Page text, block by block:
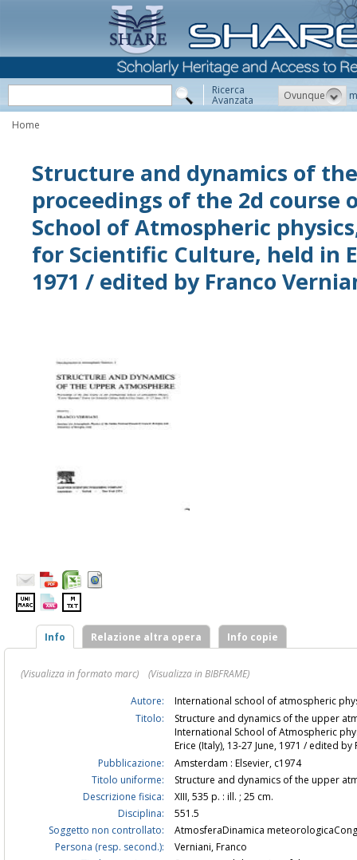
Ricerca
Avanzata Ovunque
Home
Structure and dynamics of
proceedings of the 2d
School of Atmospheric
for Scientific Culture, held in
1971 / edited by Franco
Info Relazione altra opera Info copie
(Visualizza in formato marc)
(Visualizza in BIBFRAME)
Autore:
International school of atmospheric
Titolo:
Structure and dynamics of the upper
International School of Atmospheric
Erice (Italy), 13-27 June, 1971 / edited
Pubblicazione:
Amsterdam : Elsevier, c1974
Titolo uniforme:
Structure and dynamics of the upper
Descrizione fisica:
XIII, 535 p. : ill. ; 25 cm.
Disciplina:
551.5
Soggetto non controllato:
AtmosferaDinamica
Persona (resp. second.):
Verniani, Franco